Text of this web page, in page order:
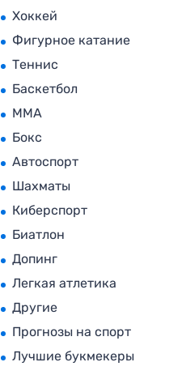
Хоккей
Фигурное катание
Теннис
Баскетбол
MMA
Бокс
Автоспорт
Шахматы
Киберспорт
Биатлон
Допинг
Легкая атлетика
Другие
Прогнозы на спорт
Лучшие букмекеры